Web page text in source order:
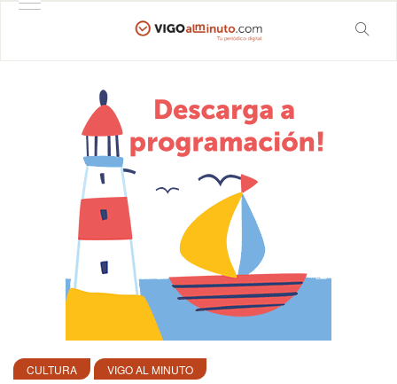
CULTURA VIGO AL MINUTO